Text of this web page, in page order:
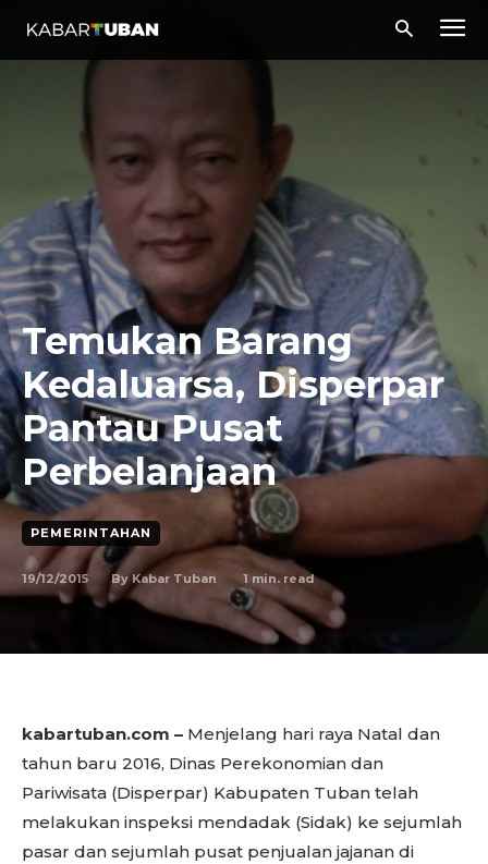
Temukan Barang
Kedaluarsa, Disperpar
Pantau Pusat
Perbelanjaan
PEMERINTAHAN
19/12/2015 By Kabar Tuban 1 min. read
kabartuban.com – Menjelang hari raya Natal dan
tahun baru 2016, Dinas Perekonomian dan
Pariwisata (Disperpar) Kabupaten Tuban telah
melakukan inspeksi mendadak (Sidak) ke sejumlah
pasar dan sejumlah pusat penjualan jajanan di